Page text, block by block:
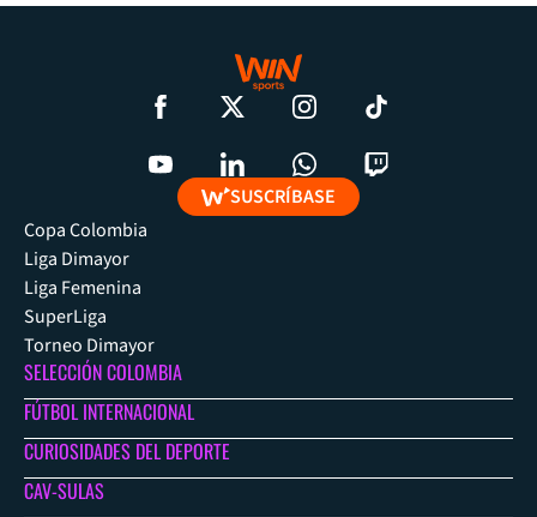
SUSCRÍBASE
Copa Colombia
Liga Dimayor
Liga Femenina
SuperLiga
Torneo Dimayor
SELECCIÓN COLOMBIA
FÚTBOL INTERNACIONAL
CURIOSIDADES DEL DEPORTE
CAV-SULAS